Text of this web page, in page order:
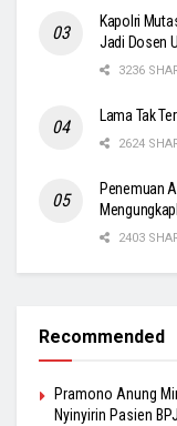
Kapolri
Jadi Dosen
3236
Lama Tak
2624
Penemuan
2403
Recommended
Pramono Anung
Nyinyirin Pasien